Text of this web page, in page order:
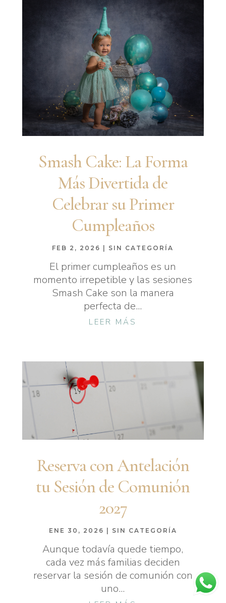
Smash Cake: La Forma
Más Divertida de
Celebrar su Primer
Cumpleaños
FEB 2, 2026 SIN CATEGORÍA
El primer cumpleaños es un
momento irrepetible y las sesiones
Smash Cake son la manera
perfecta de...
LEER MÁS
Reserva con Antelación
tu Sesión de Comunión
2027
ENE 30, 2026 SIN CATEGORÍA
Aunque todavía quede tiempo,
cada vez más familias deciden
reservar la sesión de comunión con
uno...